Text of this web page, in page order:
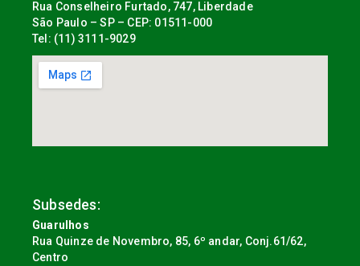
Rua Conselheiro Furtado, 747, Liberdade
São Paulo – SP – CEP: 01511-000
Tel: (11) 3111-9029
Subsedes:
Guarulhos
Rua Quinze de Novembro, 85, 6º andar, Conj.61/62,
Centro